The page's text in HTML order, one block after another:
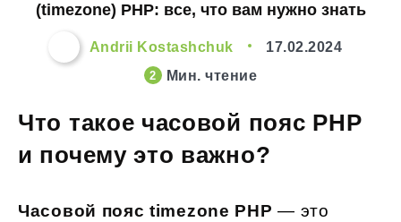
(timezone) PHP: все, что вам нужно знать
Andrii Kostashchuk 17.02.2024
2 Мин. чтение
Что такое часовой пояс PHP
и почему это важно?
Часовой пояс timezone PHP — это